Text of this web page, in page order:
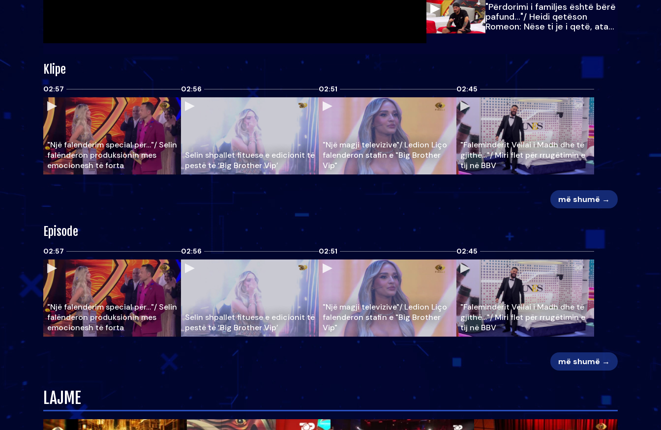
"Përdorimi i familjes është bërë
pafund…"/ Heidi qetëson
Romeon: Nëse ti je i qetë, ata
qetësohen
Klipe
02:57
"Një falenderim special për…"/ Selin
falënderon produksionin mes
emocionesh të forta
02:56
Selin shpallet fituese e edicionit të
pestë të ‘Big Brother Vip’
02:51
"Një magji televizive"/ Ledion Liço
falenderon stafin e "Big Brother
Vip"
02:45
"Faleminderit Vëllai i Madh dhe të
gjithë…"/ Miri flet për rrugëtimin e
tij në BBV
më shumë →
Episode
02:57
"Një falenderim special për…"/ Selin
falënderon produksionin mes
emocionesh të forta
02:56
Selin shpallet fituese e edicionit të
pestë të ‘Big Brother Vip’
02:51
"Një magji televizive"/ Ledion Liço
falenderon stafin e "Big Brother
Vip"
02:45
"Faleminderit Vëllai i Madh dhe të
gjithë…"/ Miri flet për rrugëtimin e
tij në BBV
më shumë →
LAJME